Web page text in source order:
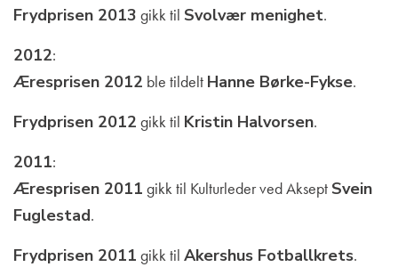
Frydprisen 2013 gikk til Svolvær menighet.
2012:
Æresprisen 2012 ble tildelt Hanne Børke-Fykse.
Frydprisen 2012 gikk til Kristin Halvorsen.
2011:
Æresprisen 2011 gikk til Kulturleder ved Aksept Svein
Fuglestad.
Frydprisen 2011 gikk til Akershus Fotballkrets.